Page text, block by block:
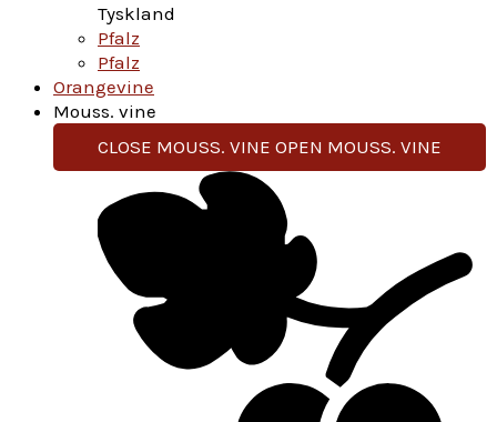
Tyskland
Pfalz
Pfalz
Orangevine
Mouss. vine
CLOSE MOUSS. VINE OPEN MOUSS. VINE